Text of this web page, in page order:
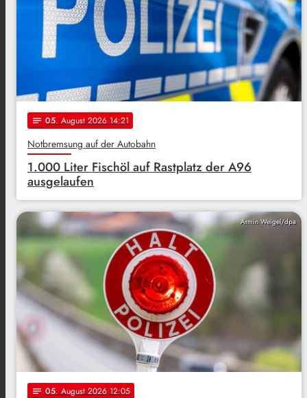
notes 05. August 2026 14:21
Notbremsung auf der Autobahn
1.000 Liter Fischöl auf Rastplatz der A96
ausgelaufen
Armin Weigel/dpa
notes 05. August 2026 12:05